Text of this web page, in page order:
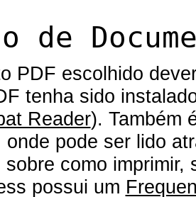
de
PDF escolhido
tenha sido
Reader). Também
onde pode ser lido
sobre como
possui um